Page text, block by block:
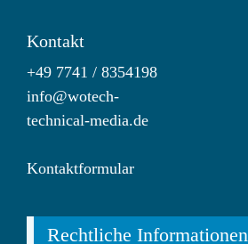
Kontakt
+49 7741 / 8354198
info@wotech-
technical-media.de
Kontaktformular
Rechtliche Informationen